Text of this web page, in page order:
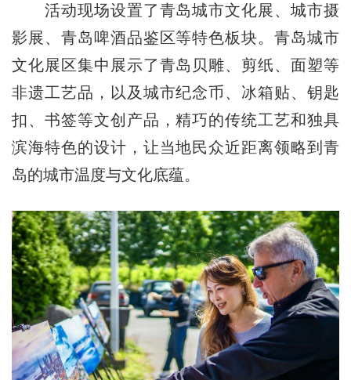
活动现场设置了青岛城市文化展、城市摄
影展、青岛啤酒品鉴区等特色板块。青岛城市
文化展区集中展示了青岛贝雕、剪纸、面塑等
非遗工艺品，以及城市纪念币、冰箱贴、钥匙
扣、书签等文创产品，精巧的传统工艺和独具
滨海特色的设计，让当地民众近距离领略到青
岛的城市温度与文化底蕴。